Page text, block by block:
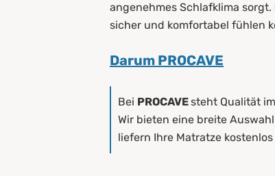
angenehmes Schlafklima
sicher und komfortabel fühlen
Darum PROCAVE
Bei PROCAVEsteht Qualität
Wir bieten eine breite
liefern Ihre Matratze